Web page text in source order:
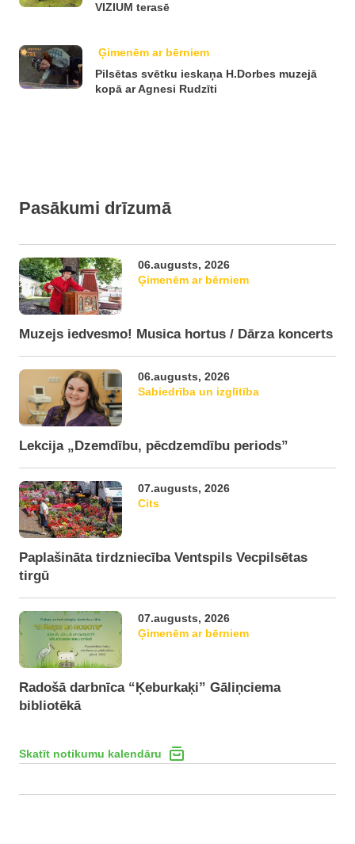
VIZIUM terasē
Ģimenēm ar bērniem
Pilsētas svētku ieskaņa H.Dorbes muzejā
kopā ar Agnesi Rudzīti
Pasākumi drīzumā
06.augusts, 2026
Ģimenēm ar bērniem
Muzejs iedvesmo! Musica hortus / Dārza koncerts
06.augusts, 2026
Sabiedrība un izglītība
Lekcija „Dzemdību, pēcdzemdību periods”
07.augusts, 2026
Cits
Paplašināta tirdzniecība Ventspils Vecpilsētas
tirgū
07.augusts, 2026
Ģimenēm ar bērniem
Radošā darbnīca “Ķeburkaķi” Gāliņciema
bibliotēkā
Skatīt notikumu kalendāru